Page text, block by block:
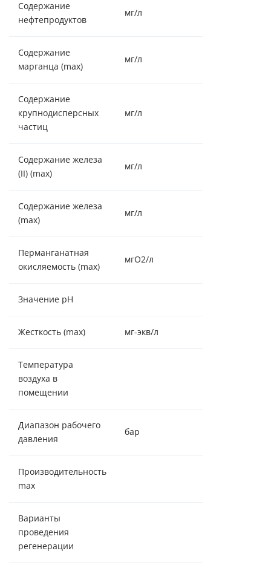
Содержание
нефтепродуктов
мг/л
Содержание
марганца (max)
мг/л
Содержание
крупнодисперсных
частиц
мг/л
Содержание железа
(II) (max)
мг/л
Содержание железа
(max)
мг/л
Перманганатная
окисляемость (max)
мгO2/л
Значение pH
Жесткость (max) мг-экв/л
Температура
воздуха в
помещении
Диапазон рабочего
давления
бар
Производительность
max
Варианты
проведения
регенерации